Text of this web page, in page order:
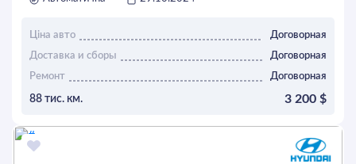
Ціна авто
Договорная
Доставка и сборы
Договорная
Ремонт
Договорная
88 тис. км. 3 200 $
ОСТАВИТЬ ЗАЯВКУ